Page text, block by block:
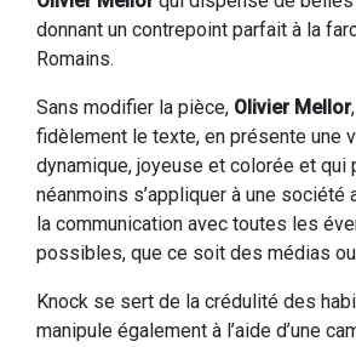
donnant un contrepoint parfait à la
Romains.
Sans modifier la pièce, Olivier Mellor
fidèlement le texte, en présente une
dynamique, joyeuse et colorée et qui
néanmoins s’appliquer à une société
la communication avec toutes les
possibles, que ce soit des médias
Knock se sert de la crédulité des
manipule également à l’aide d’une